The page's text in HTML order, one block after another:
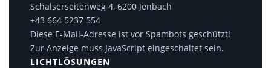
Schalserseitenweg 4, 6200 Jenbach
+43 664 5237 554
Diese E-Mail-Adresse ist vor Spambots geschützt!
Zur Anzeige muss JavaScript eingeschaltet sein.
LICHTLÖSUNGEN